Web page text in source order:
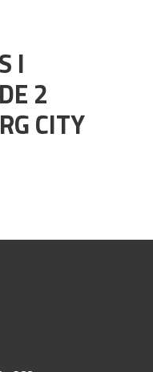
I
2
CITY